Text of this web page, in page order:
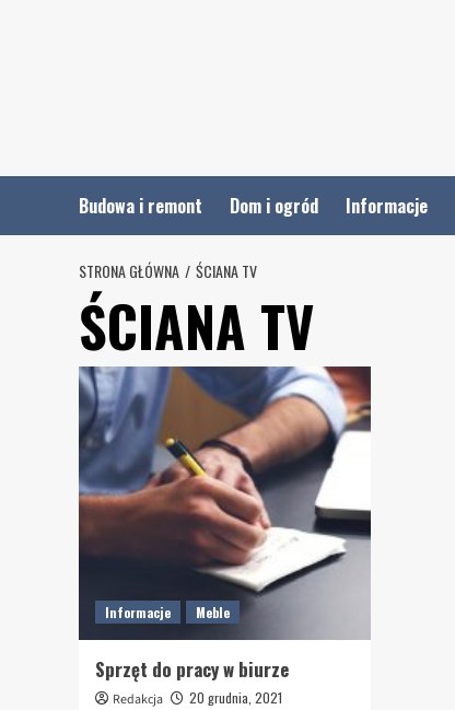
Budowa i remont Dom i ogród Informacje
STRONA GŁÓWNA ŚCIANA TV
ŚCIANA TV
Informacje Meble
Sprzęt do pracy w biurze
Redakcja
20 grudnia, 2021